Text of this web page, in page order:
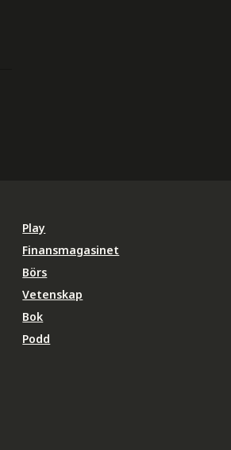
Play
Finansmagasinet
Börs
Vetenskap
Bok
Podd